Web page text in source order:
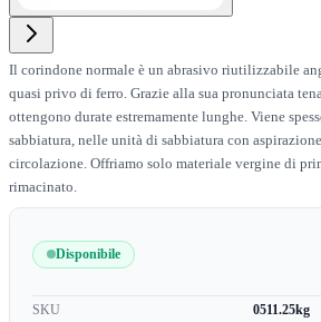
Il corindone normale è un abrasivo riutilizzabile
quasi privo di ferro. Grazie alla sua pronunciata
ottengono durate estremamente lunghe. Viene
sabbiatura, nelle unità di sabbiatura con
circolazione. Offriamo solo materiale vergine di
rimacinato.
Disponibile
SKU 0511.25kg